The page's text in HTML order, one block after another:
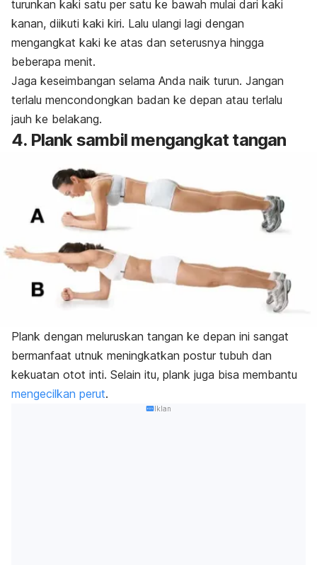
turunkan kaki satu per satu ke bawah mulai dari kaki
kanan, diikuti kaki kiri. Lalu ulangi lagi dengan
mengangkat kaki ke atas dan seterusnya hingga
beberapa menit.
Jaga keseimbangan selama Anda naik turun. Jangan
terlalu mencondongkan badan ke depan atau terlalu
jauh ke belakang.
4. Plank sambil mengangkat tangan
Plank dengan meluruskan tangan ke depan ini sangat
bermanfaat utnuk meningkatkan postur tubuh dan
kekuatan otot inti. Selain itu, plank juga bisa membantu
mengecilkan perut.
Iklan